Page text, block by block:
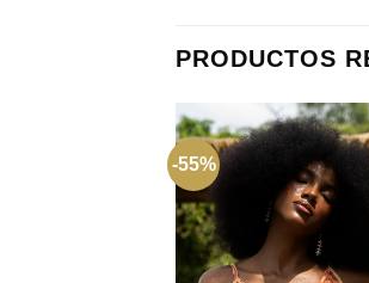
PRODUCTOS
-55%